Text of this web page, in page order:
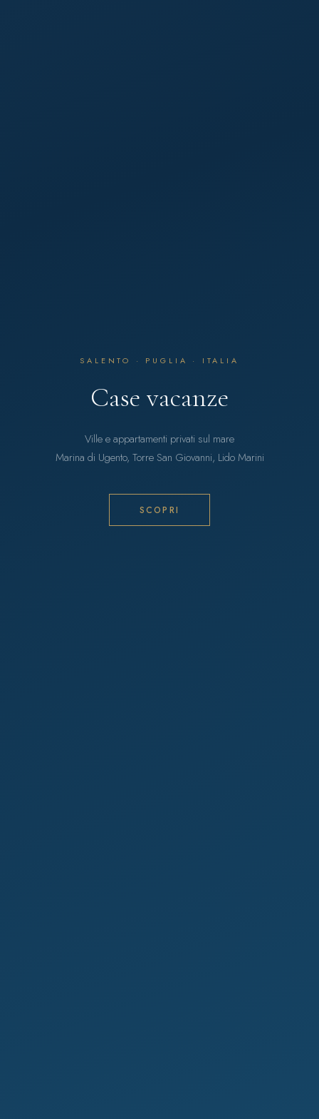
SALENTO · PUGLIA · ITALIA
Case vacanze
Ville e appartamenti privati sul mare
Marina di Ugento, Torre San Giovanni, Lido Marini
SCOPRI